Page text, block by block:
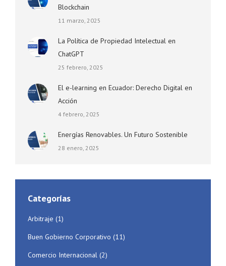
Blockchain
11 marzo, 2025
La Política de Propiedad Intelectual en
ChatGPT
25 febrero, 2025
El e-learning en Ecuador: Derecho Digital en
Acción
4 febrero, 2025
Energías Renovables. Un Futuro Sostenible
28 enero, 2025
Categorías
Arbitraje (1)
Buen Gobierno Corporativo (11)
Comercio Internacional (2)